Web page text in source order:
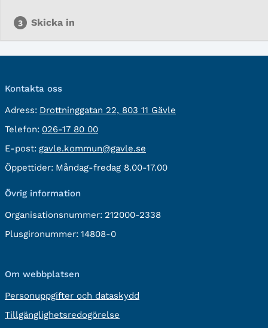
Skicka in
Kontakta oss
Adress: besöksadress:
Drottninggatan 22, 803 11 Gävle
Telefon: Telefon:
026-17 80 00
E-post: E-
post:
gavle.kommun@gavle.se
Öppettider: Måndag-fredag 8.00-17.00
Övrig information
Organisationsnummer: 212000-2338
Plusgironummer: 14808-0
Om webbplatsen
Personuppgifter och dataskydd
Tillgänglighetsredogörelse